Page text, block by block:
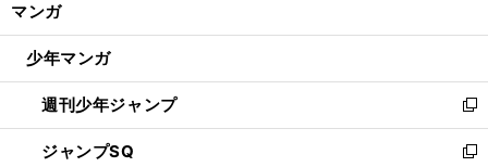
ウ
開
く
マンガ
少年マンガ
週刊少年ジャンプ
新
し
い
ジャンプSQ
新